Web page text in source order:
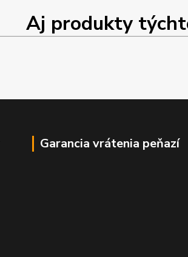
Aj produkty týchto
Garancia vrátenia peňazí